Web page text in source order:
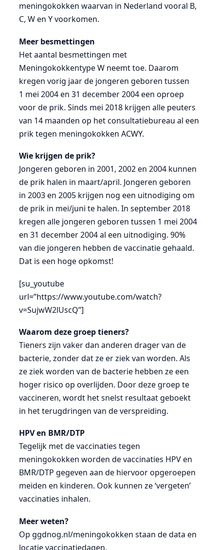
meningokokken waarvan in Nederland vooral B,
C, W en Y voorkomen.
Meer besmettingen
Het aantal besmettingen met
Meningokokkentype W neemt toe. Daarom
kregen vorig jaar de jongeren geboren tussen
1 mei 2004 en 31 december 2004 een oproep
voor de prik. Sinds mei 2018 krijgen alle peuters
van 14 maanden op het consultatiebureau al een
prik tegen meningokokken ACWY.
Wie krijgen de prik?
Jongeren geboren in 2001, 2002 en 2004 kunnen
de prik halen in maart/april. Jongeren geboren
in 2003 en 2005 krijgen nog een uitnodiging om
de prik in mei/juni te halen. In september 2018
kregen alle jongeren geboren tussen 1 mei 2004
en 31 december 2004 al een uitnodiging. 90%
van die jongeren hebben de vaccinatie gehaald.
Dat is een hoge opkomst!
[su_youtube
url=”https://www.youtube.com/watch?
v=SujwW2lUscQ”]
Waarom deze groep tieners?
Tieners zijn vaker dan anderen drager van de
bacterie, zonder dat ze er ziek van worden. Als
ze ziek worden van de bacterie hebben ze een
hoger risico op overlijden. Door deze groep te
vaccineren, wordt het snelst resultaat geboekt
in het terugdringen van de verspreiding.
HPV en BMR/DTP
Tegelijk met de vaccinaties tegen
meningokokken worden de vaccinaties HPV en
BMR/DTP gegeven aan de hiervoor opgeroepen
meiden en kinderen. Ook kunnen ze ‘vergeten’
vaccinaties inhalen.
Meer weten?
Op ggdnog.nl/meningokokken staan de data en
locatie vaccinatiedagen.